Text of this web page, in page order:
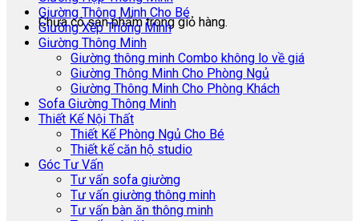
Chưa có sản phẩm trong giỏ hàng.
Giường Thông Minh Cho Bé
Giường Xếp Thông Minh
Giường Thông Minh
Giường thông minh Combo không lo về giá
Giường Thông Minh Cho Phòng Ngủ
Giường Thông Minh Cho Phòng Khách
Sofa Giường Thông Minh
Thiết Kế Nội Thất
Thiết Kế Phòng Ngủ Cho Bé
Thiết kế căn hộ studio
Góc Tư Vấn
Tư vấn sofa giường
Tư vấn giường thông minh
Tư vấn bàn ăn thông minh